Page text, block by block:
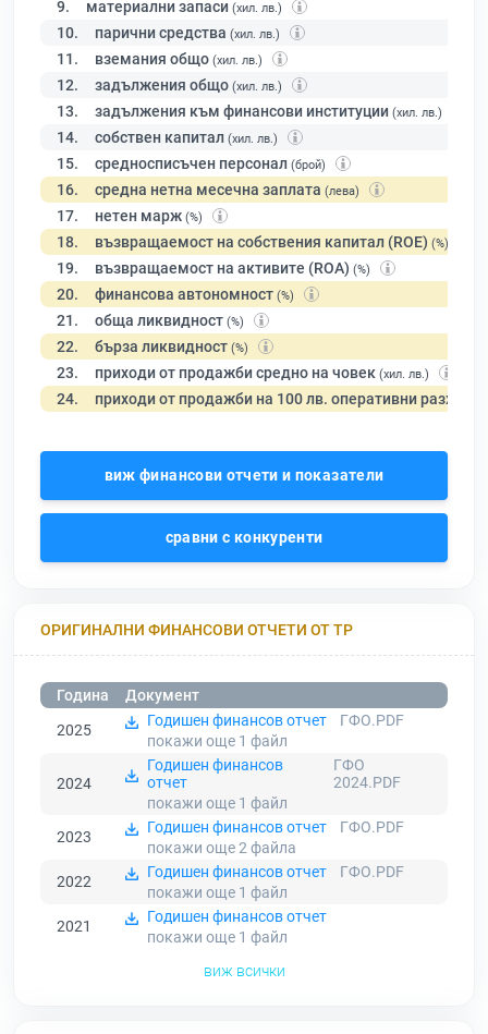
9. материални запаси (хил. лв.)
10. парични средства (хил. лв.)
11. вземания общо (хил. лв.)
12. задължения общо (хил. лв.)
13. задължения към финансови институции (хил. лв.)
14. собствен капитал (хил. лв.)
15. средносписъчен персонал (брой)
16. средна нетна месечна заплата (лева)
17. нетен марж (%)
18. възвращаемост на собствения капитал (ROE) (%)
19. възвращаемост на активите (ROA) (%)
20. финансова автономност (%)
21. обща ликвидност (%)
22. бърза ликвидност (%)
23. приходи от продажби средно на човек (хил. лв.)
24. приходи от продажби на 100 лв. оперативни разходи
виж финансови отчети и показатели
сравни с конкуренти
ОРИГИНАЛНИ ФИНАНСОВИ ОТЧЕТИ ОТ ТР
Година
Документ
2025
Годишен финансов отчет
ГФО.PDF
покажи още 1 файл
2024
Годишен финансов
отчет
ГФО
2024.PDF
покажи още 1 файл
2023
Годишен финансов отчет
ГФО.PDF
покажи още 2файла
2022
Годишен финансов отчет
ГФО.PDF
покажи още 1 файл
2021
Годишен финансов отчет
покажи още 1 файл
виж всички